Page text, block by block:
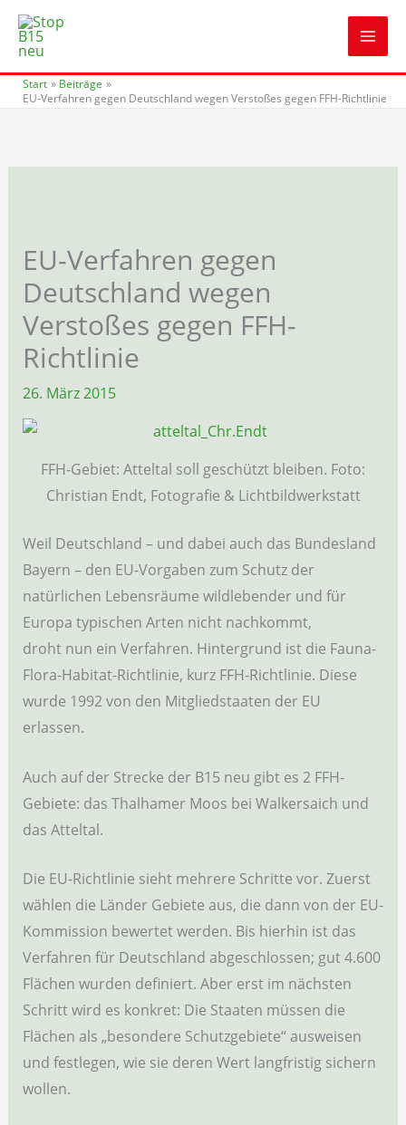
Zum
Inhalt
Start
Beiträge
EU-Verfahren gegen Deutschland wegen Verstoßes gegen FFH-Richtlinie
EU-Verfahren gegen
Deutschland wegen
Verstoßes gegen FFH-
Richtlinie
26. März 2015
FFH-Gebiet: Atteltal soll geschützt bleiben. Foto:
Christian Endt, Fotografie & Lichtbildwerkstatt
Weil Deutschland – und dabei auch das Bundesland
Bayern – den EU-Vorgaben zum Schutz der
natürlichen Lebensräume wildlebender und für
Europa typischen Arten nicht nachkommt,
droht nun ein Verfahren. Hintergrund ist die Fauna-
Flora-Habitat-Richtlinie, kurz FFH-Richtlinie. Diese
wurde 1992 von den Mitgliedstaaten der EU
erlassen.
Auch auf der Strecke der B15 neu gibt es 2 FFH-
Gebiete: das Thalhamer Moos bei Walkersaich und
das Atteltal.
Die EU-Richtlinie sieht mehrere Schritte vor. Zuerst
wählen die Länder Gebiete aus, die dann von der EU-
Kommission bewertet werden. Bis hierhin ist das
Verfahren für Deutschland abgeschlossen; gut 4.600
Flächen wurden definiert. Aber erst im nächsten
Schritt wird es konkret: Die Staaten müssen die
Flächen als „besondere Schutzgebiete“ ausweisen
und festlegen, wie sie deren Wert langfristig sichern
wollen.